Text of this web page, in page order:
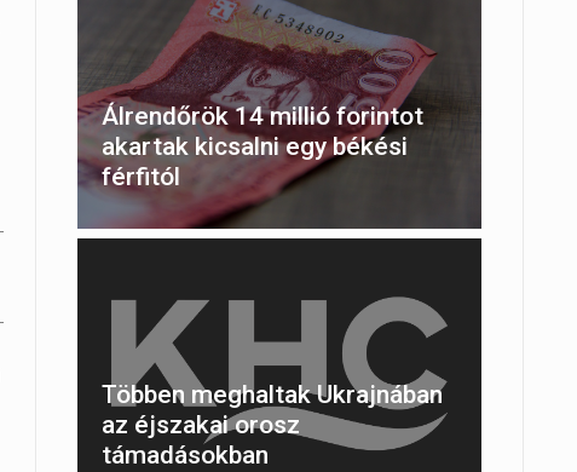
Álrendőrök 14 millió forintot
akartak kicsalni egy békési
férfitól
Többen meghaltak Ukrajnában
az éjszakai orosz
támadásokban